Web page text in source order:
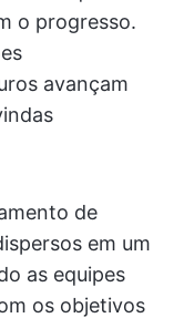
o progresso.
avançam
de
em um
as equipes
os objetivos